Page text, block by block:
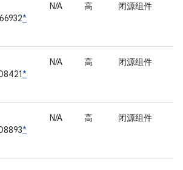
*
N/A 高 闭源组件
*
N/A 高 闭源组件
*
N/A 高 闭源组件